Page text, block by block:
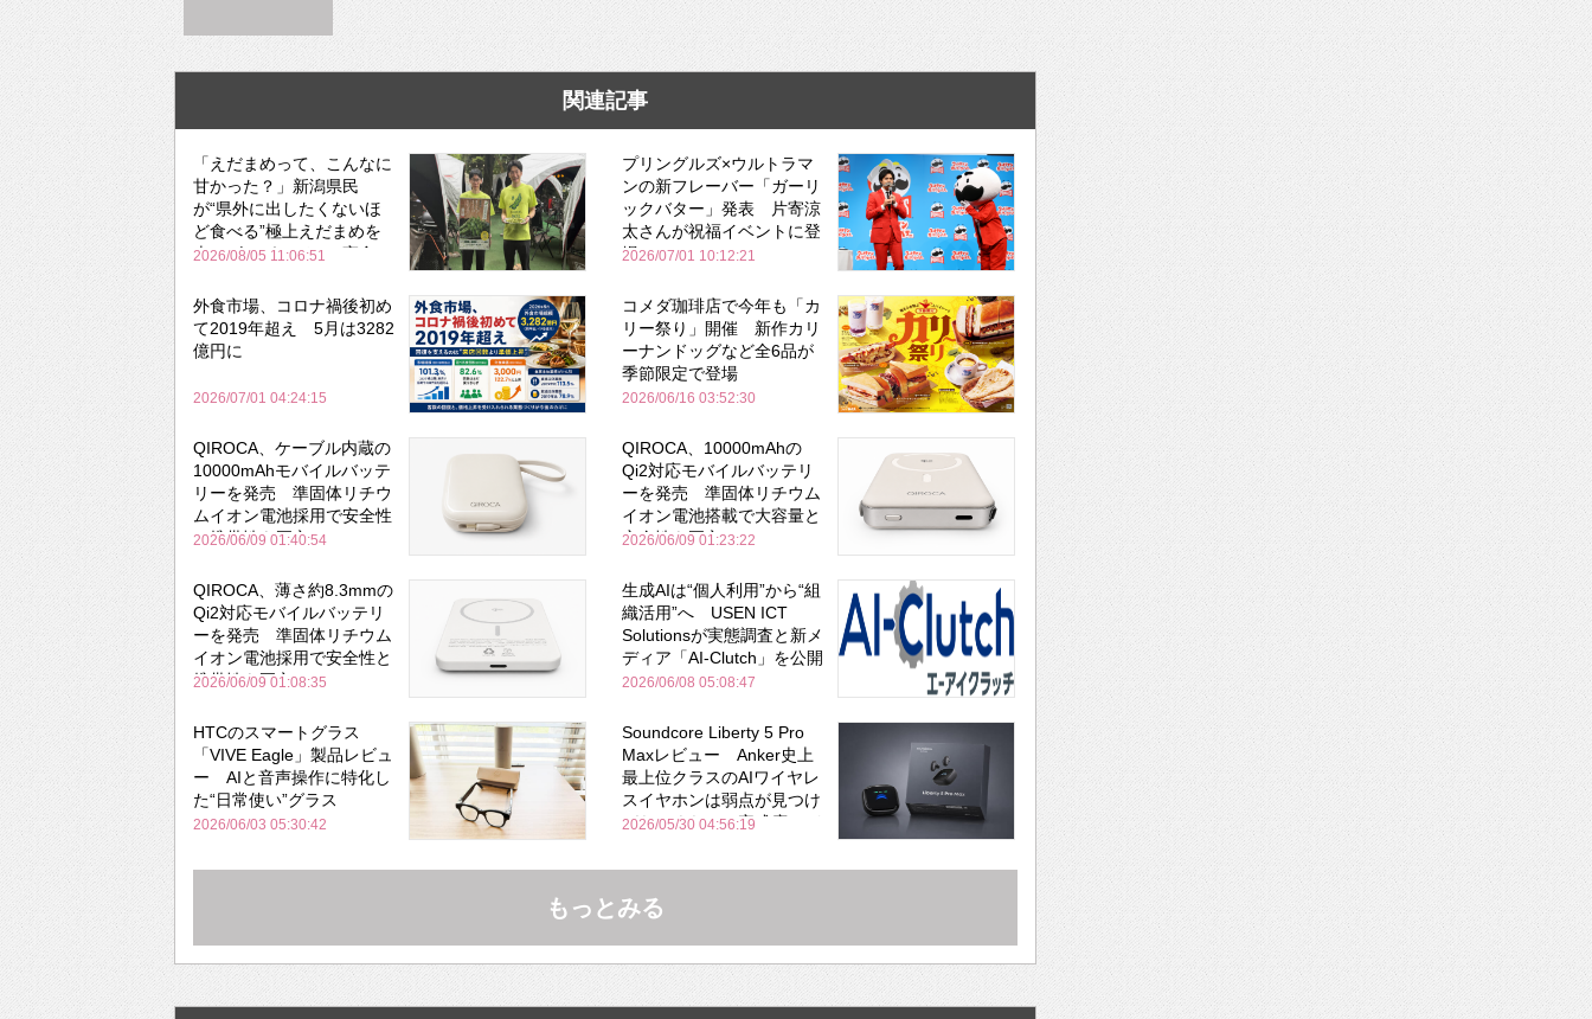
関連記事
「えだまめって、こんなに
甘かった？」新潟県民
が“県外に出したくないほ
ど食べる”極上えだまめを
森のビアガーデンで実食
2026/08/05 11:06:51
プリングルズ×ウルトラマ
ンの新フレーバー「ガーリ
ックバター」発表 片寄涼
太さんが祝福イベントに登
場
2026/07/01 10:12:21
外食市場、コロナ禍後初め
て2019年超え 5月は3282
億円に
2026/07/01 04:24:15
コメダ珈琲店で今年も「カ
リー祭り」開催 新作カリ
ーナンドッグなど全6品が
季節限定で登場
2026/06/16 03:52:30
QIROCA、ケーブル内蔵の
10000mAhモバイルバッテ
リーを発売 準固体リチウ
ムイオン電池採用で安全性
と携帯性を両立
2026/06/09 01:40:54
QIROCA、10000mAhの
Qi2対応モバイルバッテリ
ーを発売 準固体リチウム
イオン電池搭載で大容量と
安全性を両立
2026/06/09 01:23:22
QIROCA、薄さ約8.3mmの
Qi2対応モバイルバッテリ
ーを発売 準固体リチウム
イオン電池採用で安全性と
携帯性を両立
2026/06/09 01:08:35
生成AIは“個人利用”から“組
織活用”へ USEN ICT
Solutionsが実態調査と新メ
ディア「AI-Clutch」を公開
2026/06/08 05:08:47
HTCのスマートグラス
「VIVE Eagle」製品レビュ
ー AIと音声操作に特化し
た“日常使い”グラス
2026/06/03 05:30:42
Soundcore Liberty 5 Pro
Maxレビュー Anker史上
最上位クラスのAIワイヤレ
スイヤホンは弱点が見つけ
づらいくらいの完成度にび
Bose並み
2026/05/30 04:56:19
もっとみる